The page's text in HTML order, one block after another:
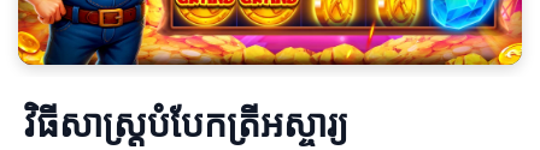
វិធីសាស្រ្តបំបែកត្រីអស្ចារ្យ